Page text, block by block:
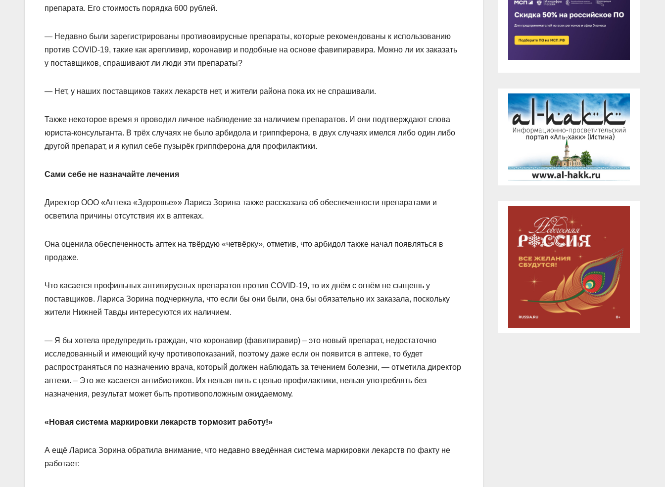
препарата. Его стоимость порядка 600 рублей.
— Недавно были зарегистрированы противовирусные препараты, которые рекомендованы к использованию
против COVID-19, такие как арепливир, коронавир и подобные на основе фавипиравира. Можно ли их заказать
у поставщиков, спрашивают ли люди эти препараты?
— Нет, у наших поставщиков таких лекарств нет, и жители района пока их не спрашивали.
Также некоторое время я проводил личное наблюдение за наличием препаратов. И они подтверждают слова
юриста-консультанта. В трёх случаях не было арбидола и гриппферона, в двух случаях имелся либо один либо
другой препарат, и я купил себе пузырёк гриппферона для профилактики.
Сами себе не назначайте лечения
Директор ООО «Аптека «Здоровье»» Лариса Зорина также рассказала об обеспеченности препаратами и
осветила причины отсутствия их в аптеках.
Она оценила обеспеченность аптек на твёрдую «четвёрку», отметив, что арбидол также начал появляться в
продаже.
Что касается профильных антивирусных препаратов против COVID-19, то их днём с огнём не сыщешь у
поставщиков. Лариса Зорина подчеркнула, что если бы они были, она бы обязательно их заказала, поскольку
жители Нижней Тавды интересуются их наличием.
— Я бы хотела предупредить граждан, что коронавир (фавипиравир) – это новый препарат, недостаточно
исследованный и имеющий кучу противопоказаний, поэтому даже если он появится в аптеке, то будет
распространяться по назначению врача, который должен наблюдать за течением болезни, — отметила директор
аптеки. – Это же касается антибиотиков. Их нельзя пить с целью профилактики, нельзя употреблять без
назначения, результат может быть противоположным ожидаемому.
«Новая система маркировки лекарств тормозит работу!»
А ещё Лариса Зорина обратила внимание, что недавно введённая система маркировки лекарств по факту не
работает: